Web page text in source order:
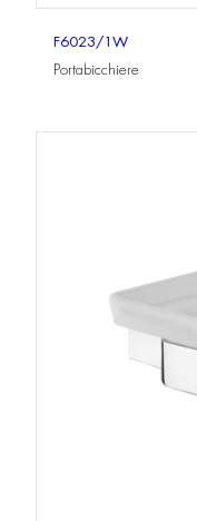
F6023/1W
Portabicchiere